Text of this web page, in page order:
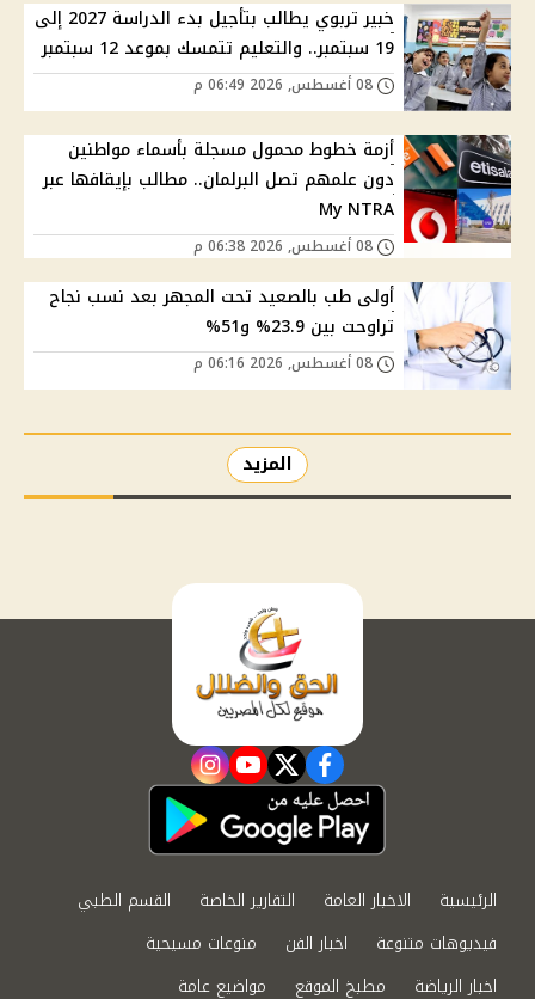
خبير تربوي يطالب بتأجيل بدء الدراسة 2027 إلى
19 سبتمبر.. والتعليم تتمسك بموعد 12 سبتمبر
أزمة خطوط محمول مسجلة بأسماء مواطنين
دون علمهم تصل البرلمان.. مطالب بإيقافها عبر
My NTRA
أولى طب بالصعيد تحت المجهر بعد نسب نجاح
تراوحت بين 23.9% و51%
المزيد
facebook
twitter
youtube
instagram
الرئيسية الاخبار العامة التقارير الخاصة
القسم الطبي
فيديوهات متنوعة
اخبار الفن
منوعات مسيحية
اخبار الرياضة
مطبخ الموقع مواضيع عامة